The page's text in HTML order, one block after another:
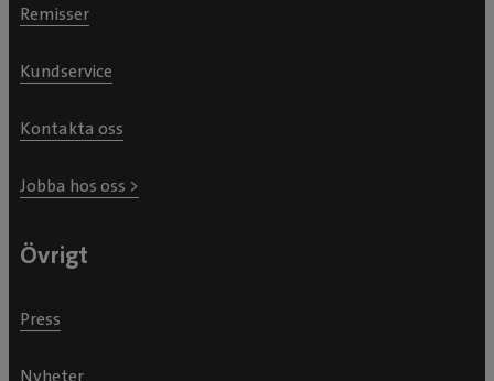
Remisser
Kundservice
Kontakta oss
Jobba hos oss >
Övrigt
Press
Nyheter